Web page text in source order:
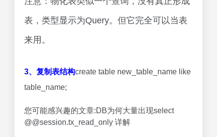
表，类型显示为Query。但它完全可以当表
来用。
3、复制表结构create table new_table_name like
table_name;
您可能感兴趣的文章:DB为何大量出现select
@@session.tx_read_only 详解